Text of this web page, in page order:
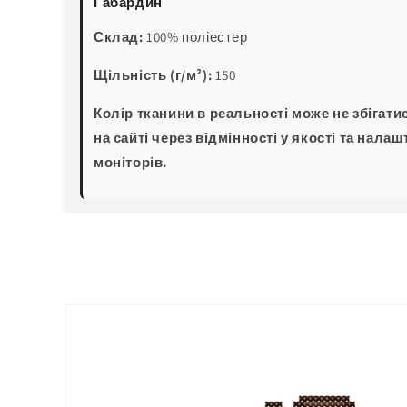
Склад: 100% поліестер
Щільність (г/м²): 150
Колір тканини в реальності може не
на сайті через відмінності у якості та
моніторів.